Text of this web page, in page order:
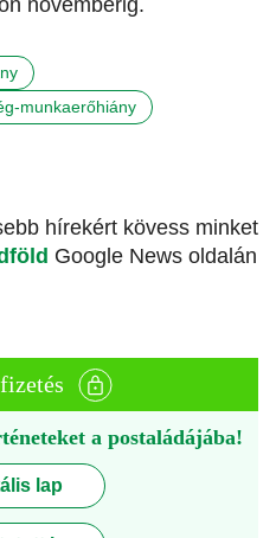
novemberig.
munkaerőhiány
hírekért kövess minket
Google News oldalán
a postaládájába!
lap